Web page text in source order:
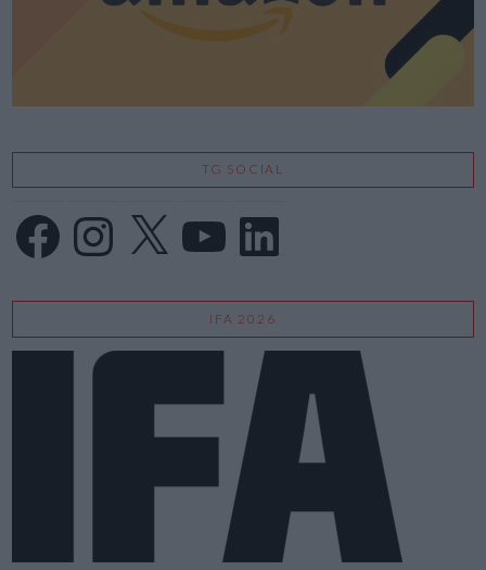
TG SOCIAL
FacebookInstagram
X LinkedIn
IFA 2026